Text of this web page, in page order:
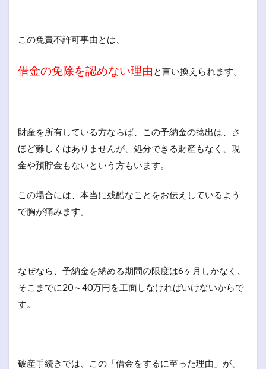
この免責不許可事由とは、
借金の免除を認めない理由 と言い換えられます。
財産を所有している方ならば、この予納金の捻出は、さ
ほど難しくはありませんが、処分できる財産もなく、現
金や預貯金もないという方もいます。
この場合には、本当に残酷なことをお伝えしているよう
で胸が痛みます。
なぜなら、予納金を納める期間の限度は6ヶ月しかなく、
そこまでに20～40万円を工面しなければいけないからで
す。
破産手続きでは、この「借金をするに至った理由」が、